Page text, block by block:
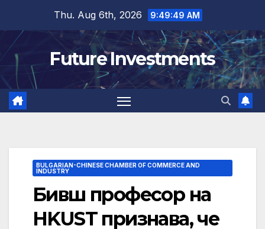
content
Thu. Aug 6th, 2026 9:49:50 AM
Future Investments
BULGARIAN-CHINESE CHAMBER OF COMMERCE AND
INDUSTRY
Бивш професор на
HKUST признава, че